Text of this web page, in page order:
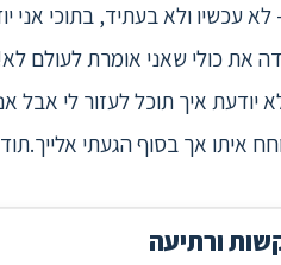
לא עכשיו ולא בעתיד, בתוכי
את כולי שאני אומרת לעולם
יודעת איך תוכל לעזור לי אבל
איתו אך בסוף הגעתי
ורתיעה